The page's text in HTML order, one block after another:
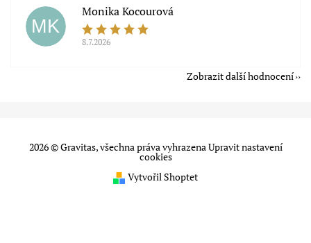
MK
Monika Kocourová
8.7.2026
Zobrazit další hodnocení
2026 © Gravitas, všechna práva vyhrazena Upravit nastavení
cookies
Vytvořil Shoptet